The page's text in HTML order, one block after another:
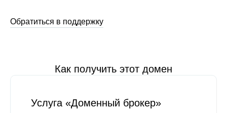
Обратиться в поддержку
Как получить этот домен
Услуга «Доменный брокер»